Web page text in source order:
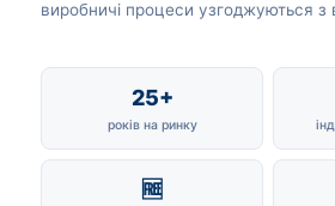
виробничі процеси узгоджуються з
25+
років на ринку
🆓